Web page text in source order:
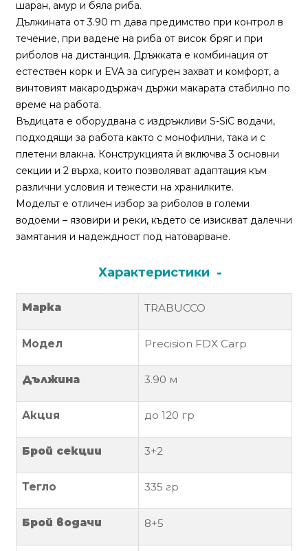
За
нас
Контакти
доставка
Връщане
и
рекламация
Условия
за
ползване
поверителност
Политика
за
използване
на
“бисквитки”
(Cookie)
Copyright
©
2026
Всички
права
шаран, амур и бяла риба.
Дължината от 3.90 m дава предимство при контрол в
течение, при вадене на риба от висок бряг и при
риболов на дистанция. Дръжката е комбинация от
естествен корк и EVA за сигурен захват и комфорт, а
винтовият макародържач държи макарата стабилно по
време на работа.
Въдицата е оборудвана с издръжливи S-SiC водачи,
подходящи за работа както с монофилни, така и с
плетени влакна. Конструкцията ѝ включва 3 основни
секции и 2 върха, които позволяват адаптация към
различни условия и тежести на хранилките.
Моделът е отличен избор за риболов в големи
водоеми – язовири и реки, където се изискват далечни
замятания и надеждност под натоварване.
Характеристики
Марка TRABUCCO
Модел Precision FDX Carp
Дължина 3.90 м
Акция до 120 гр
Брой секции 3+2
Тегло 335 гр
Брой водачи 8+5